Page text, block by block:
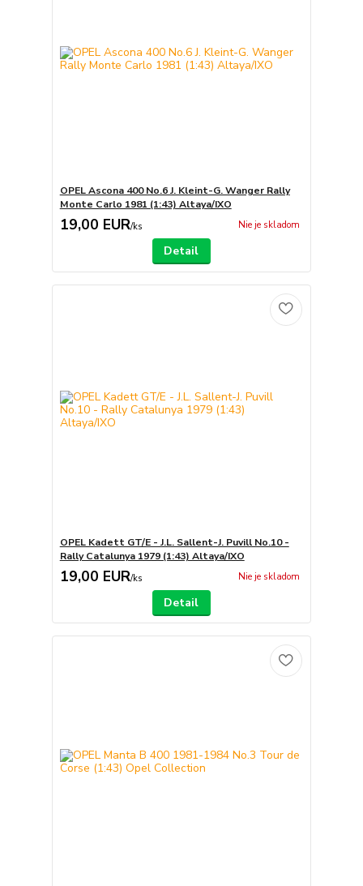
OPEL Ascona 400 No.6 J. Kleint-G. Wanger Rally
Monte Carlo 1981 (1:43) Altaya/IXO
19,00 EUR/ks Nie je skladom
Detail
OPEL Kadett GT/E - J.L. Sallent-J. Puvill No.10 -
Rally Catalunya 1979 (1:43) Altaya/IXO
19,00 EUR/ks Nie je skladom
Detail